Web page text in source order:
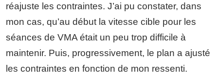
réajuste les contraintes. J’ai pu constater, dans
mon cas, qu’au début la vitesse cible pour les
séances de VMA était un peu trop difficile à
maintenir. Puis, progressivement, le plan a ajusté
les contraintes en fonction de mon ressenti.